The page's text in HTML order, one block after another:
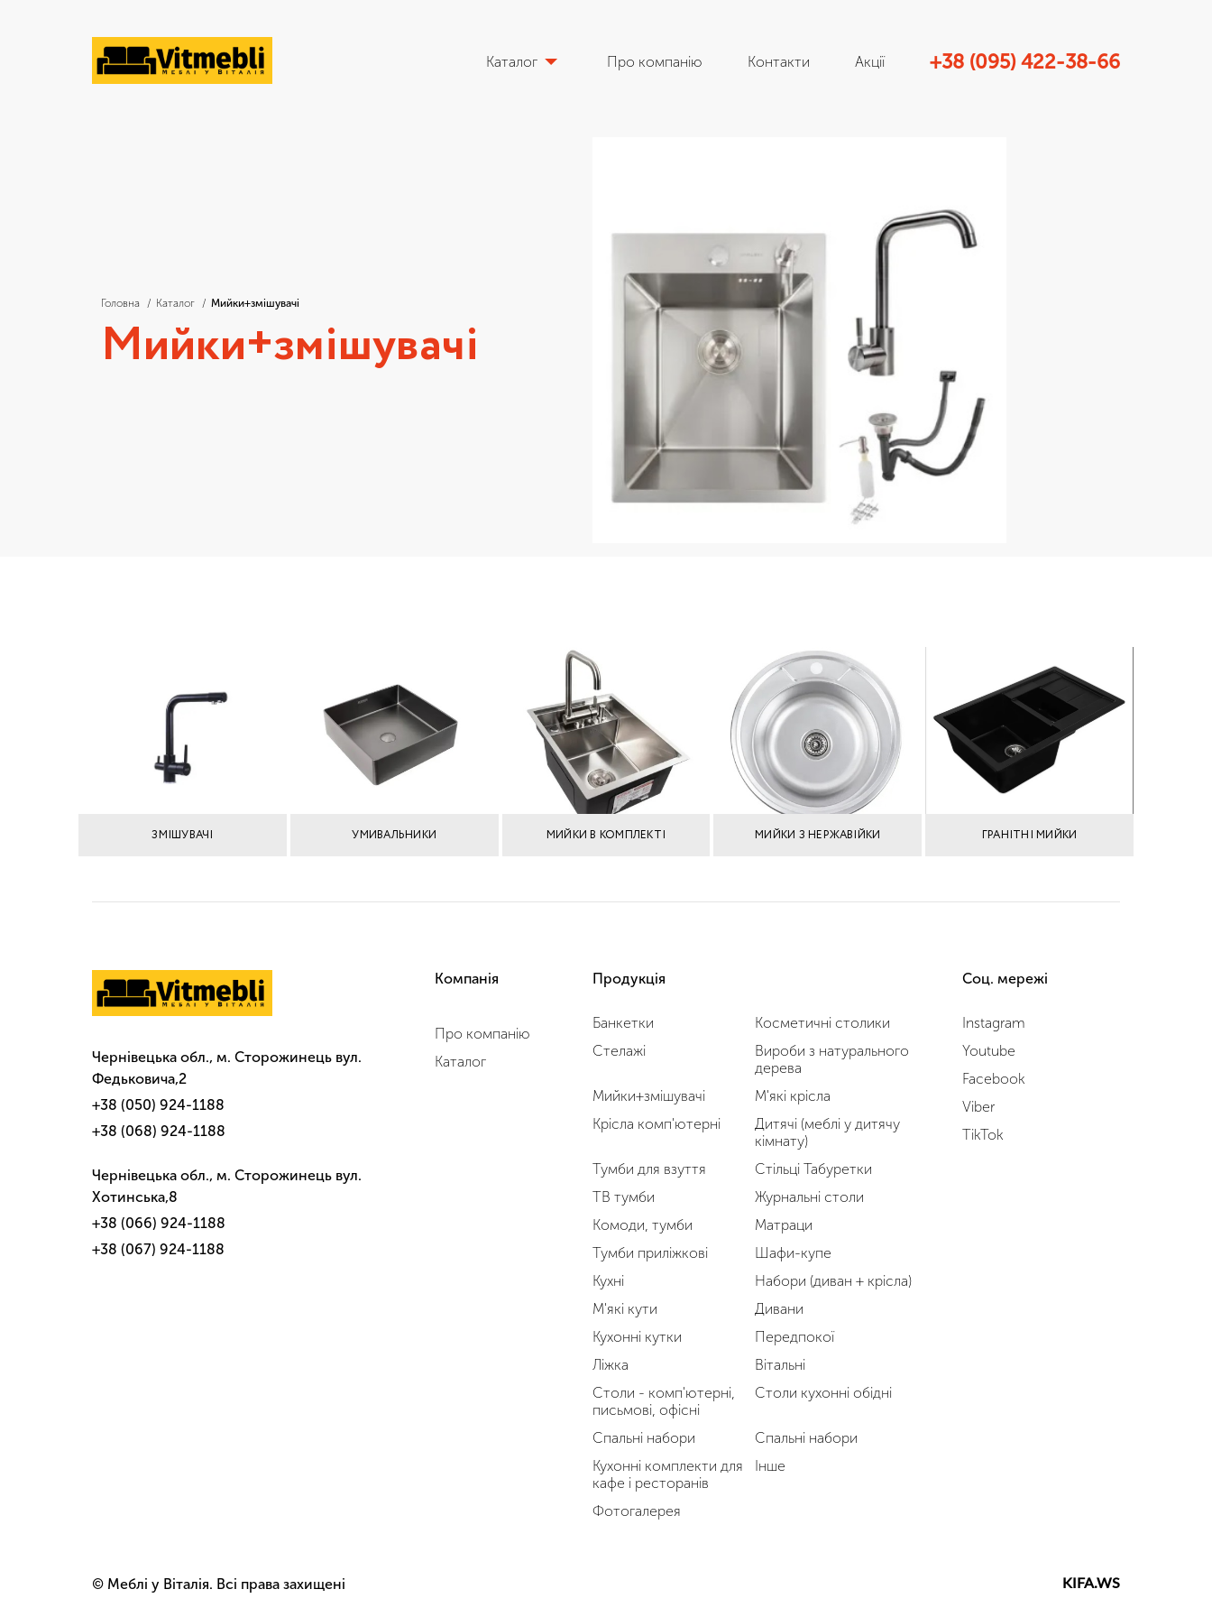
Каталог Про компанію Контакти Акції +38 (095) 422-38-66
Головна Каталог Мийки+змішувачі
Мийки+змішувачі
ЗМІШУВАЧІ УМИВАЛЬНИКИ МИЙКИ В КОМПЛЕКТІ МИЙКИ З НЕРЖАВІЙКИ ГРАНІТНІ МИЙКИ
Чернівецька обл., м. Сторожинець вул.
Федьковича,2
+38 (050) 924-1188
+38 (068) 924-1188
Чернівецька обл., м. Сторожинець вул.
Хотинська,8
+38 (066) 924-1188
+38 (067) 924-1188
Компанія
Про компанію
Каталог
Продукція
Банкетки
Косметичні столики
Стелажі
Вироби з натурального
дерева
Мийки+змішувачі
М'які крісла
Крісла комп'ютерні
Дитячі (меблі у дитячу
кімнату)
Тумби для взуття
Стільці Табуретки
ТВ тумби
Журнальні столи
Комоди, тумби
Матраци
Тумби приліжкові
Шафи-купе
Кухні
Набори (диван + крісла)
М'які кути
Дивани
Кухонні кутки
Передпокої
Ліжка
Вітальні
Столи - комп'ютерні,
письмові, офісні
Столи кухонні обідні
Спальні набори
Спальні набори
Кухонні комплекти для
кафе і ресторанів
Інше
Фотогалерея
Соц. мережі
Instagram
Youtube
Facebook
Viber
TikTok
© Меблі у Віталія. Всі права захищені KIFA.WS